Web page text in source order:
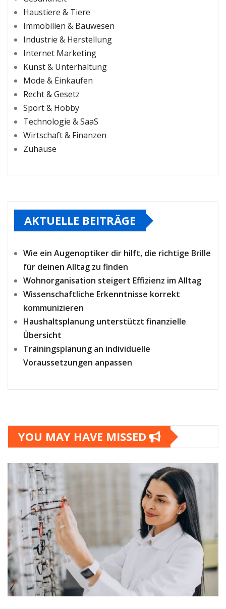
Haustiere & Tiere
Immobilien & Bauwesen
Industrie & Herstellung
Internet Marketing
Kunst & Unterhaltung
Mode & Einkaufen
Recht & Gesetz
Sport & Hobby
Technologie & SaaS
Wirtschaft & Finanzen
Zuhause
AKTUELLE BEITRÄGE
Wie ein Augenoptiker dir hilft, die richtige Brille
für deinen Alltag zu finden
Wohnorganisation steigert Effizienz im Alltag
Wissenschaftliche Erkenntnisse korrekt
kommunizieren
Haushaltsplanung unterstützt finanzielle
Übersicht
Trainingsplanung an individuelle
Voraussetzungen anpassen
YOU MAY HAVE MISSED